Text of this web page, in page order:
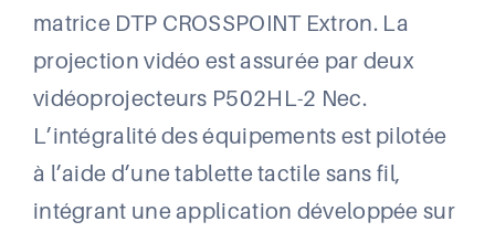
matrice DTP CROSSPOINT Extron. La
projection vidéo est assurée par deux
vidéoprojecteurs P502HL-2 Nec.
L’intégralité des équipements est pilotée
à l’aide d’une tablette tactile sans fil,
intégrant une application développée sur